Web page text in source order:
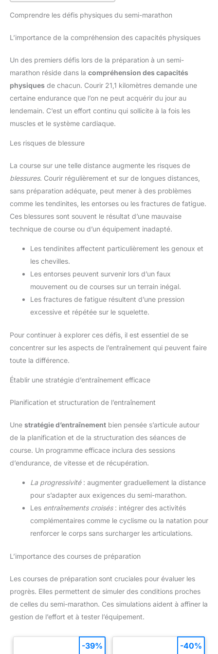
Comprendre les défis physiques du semi-marathon
L’importance de la compréhension des capacités physiques
Un des premiers défis lors de la préparation à un semi-
marathon réside dans la compréhension des capacités
physiques de chacun. Courir 21,1 kilomètres demande une
certaine endurance que l’on ne peut acquérir du jour au
lendemain. C’est un effort continu qui sollicite à la fois les
muscles et le système cardiaque.
Les risques de blessure
La course sur une telle distance augmente les risques de
blessures. Courir régulièrement et sur de longues distances,
sans préparation adéquate, peut mener à des problèmes
comme les tendinites, les entorses ou les fractures de fatigue.
Ces blessures sont souvent le résultat d’une mauvaise
technique de course ou d’un équipement inadapté.
Les tendinites affectent particulièrement les genoux et
les chevilles.
Les entorses peuvent survenir lors d’un faux
mouvement ou de courses sur un terrain inégal.
Les fractures de fatigue résultent d’une pression
excessive et répétée sur le squelette.
Pour continuer à explorer ces défis, il est essentiel de se
concentrer sur les aspects de l’entraînement qui peuvent faire
toute la différence.
Établir une stratégie d’entraînement efficace
Planification et structuration de l’entraînement
Une stratégie d’entraînement bien pensée s’articule autour
de la planification et de la structuration des séances de
course. Un programme efficace inclura des sessions
d’endurance, de vitesse et de récupération.
La progressivité: augmenter graduellement la distance
pour s’adapter aux exigences du semi-marathon.
Les entraînements croisés: intégrer des activités
complémentaires comme le cyclisme ou la natation pour
renforcer le corps sans surcharger les articulations.
L’importance des courses de préparation
Les courses de préparation sont cruciales pour évaluer les
progrès. Elles permettent de simuler des conditions proches
de celles du semi-marathon. Ces simulations aident à affiner la
gestion de l’effort et à tester l’équipement.
-39% -40%